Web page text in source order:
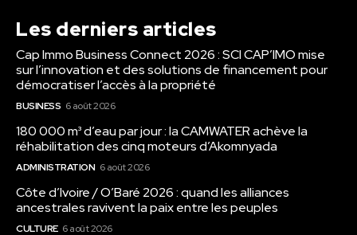
Les derniers articles
Cap Immo Business Connect 2026 : SCI CAP’IMO mise
sur l’innovation et des solutions de financement pour
démocratiser l’accès à la propriété
BUSINESS 6 août 2026
180 000 m³ d’eau par jour : la CAMWATER achève la
réhabilitation des cinq moteurs d’Akomnyada
ADMINISTRATION 6 août 2026
Côte d’Ivoire / O’Baré 2026 : quand les alliances
ancestrales ravivent la paix entre les peuples
CULTURE 6 août 2026